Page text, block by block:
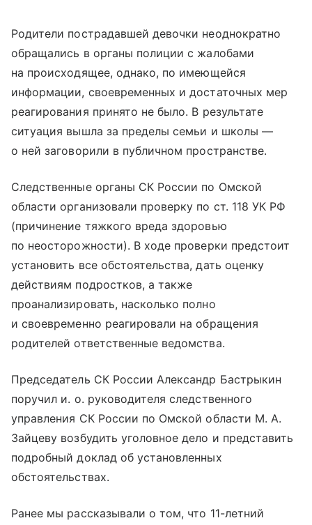
Родители пострадавшей девочки неоднократно
обращались в органы полиции с жалобами
на происходящее, однако, по имеющейся
информации, своевременных и достаточных мер
реагирования принято не было. В результате
ситуация вышла за пределы семьи и школы —
о ней заговорили в публичном пространстве.
Следственные органы СК России по Омской
области организовали проверку по ст. 118 УК РФ
(причинение тяжкого вреда здоровью
по неосторожности). В ходе проверки предстоит
установить все обстоятельства, дать оценку
действиям подростков, а также
проанализировать, насколько полно
и своевременно реагировали на обращения
родителей ответственные ведомства.
Председатель СК России Александр Бастрыкин
поручил и. о. руководителя следственного
управления СК России по Омской области М. А.
Зайцеву возбудить уголовное дело и представить
подробный доклад об установленных
обстоятельствах.
Ранее мы рассказывали о том, что 11-летний